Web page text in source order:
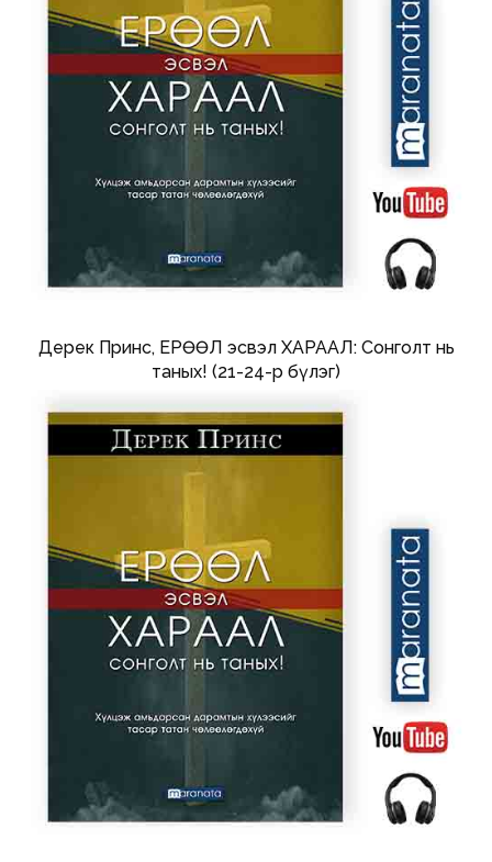
Дерек Принс, ЕРӨӨЛ эсвэл ХАРААЛ: Сонголт нь
таных! (21-24-р бүлэг)